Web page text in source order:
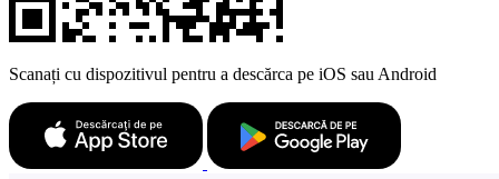
Scanați cu dispozitivul pentru a descărca pe iOS sau Android